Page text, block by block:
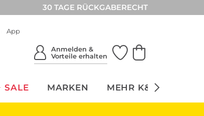
30 TAGE RÜCKGABERECHT
App
Anmelden &
Vorteile erhalten
SALE MARKEN MEHR K&Ö